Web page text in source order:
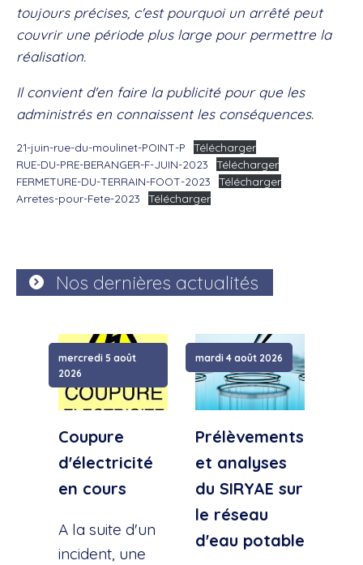
toujours précises, c'est pourquoi un arrêté peut
couvrir une période plus large pour permettre la
réalisation.
Il convient d'en faire la publicité pour que les
administrés en connaissent les conséquences.
21-juin-rue-du-moulinet-POINT-P
Télécharger
RUE-DU-PRE-BERANGER-F-JUIN-2023
Télécharger
FERMETURE-DU-TERRAIN-FOOT-2023
Télécharger
Arretes-pour-Fete-2023
Télécharger
Nos dernières actualités
mercredi 5 août
2026
Coupure
d'électricité
en cours
A la suite d'un
incident, une
mardi 4 août 2026
Prélèvements
et analyses
du SIRYAE sur
le réseau
d'eau potable